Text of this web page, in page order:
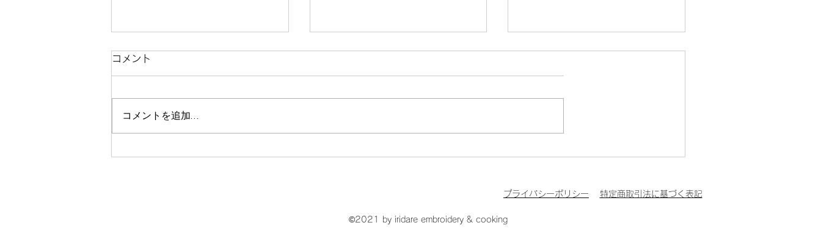
「クリスマスビーズ刺繍ブロ
「クリスマスツリービーズ刺
映画「青いカフタンの仕立て
コメント
コメントを追加…
プライバシーポリシー 特定商取引法に基づく表記
©2021 by iridare embroidery & cooking